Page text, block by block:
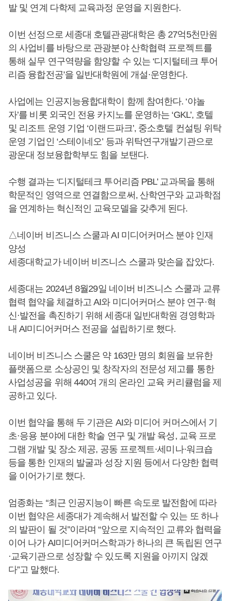
발 및 연계 다학제 교육과정 운영을 지원한다.
이번 선정으로 세종대 호텔관광대학은 총 27억5천만원
의 사업비를 바탕으로 관광분야 산학협력 프로젝트를
통해 실무 연구역량을 함양할 수 있는 ‘디지털테크 투어
리즘 융합전공’을 일반대학원에 개설·운영한다.
사업에는 인공지능융합대학이 함께 참여한다. ‘야놀
자’를 비롯 외국인 전용 카지노를 운영하는 ‘GKL’, 호텔
및 리조트 운영 기업 ‘이랜드파크’, 중소호텔 컨설팅 위탁
운영 기업인 ‘스테이네오’ 등과 위탁연구개발기관으로
광운대 정보융합학부도 힘을 보탠다.
수행 결과는 ‘디지털테크 투어리즘 PBL’ 교과목을 통해
학문적인 영역으로 연결함으로써, 산학연구와 교과학점
을 연계하는 혁신적인 교육모델을 갖추게 된다.
△네이버 비즈니스 스쿨과 AI 미디어커머스 분야 인재
양성
세종대학교가 네이버 비즈니스 스쿨과 맞손을 잡았다.
세종대는 2024년 8월29일 네이버 비즈니스 스쿨과 교류
협력 협약을 체결하고 AI와 미디어커머스 분야 연구·혁
신·발전을 촉진하기 위해 세종대 일반대학원 경영학과
내 AI미디어커머스 전공을 설립하기로 했다.
네이버 비즈니스 스쿨은 약 163만 명의 회원을 보유한
플랫폼으로 소상공인 및 창작자의 전문성 제고를 통한
사업성공을 위해 440여 개의 온라인 교육 커리큘럼을 제
공하고 있다.
이번 협약을 통해 두 기관은 AI와 미디어 커머스에서 기
초·응용 분야에 대한 학술 연구 및 개발 육성, 교육 프로
그램 개발 및 장소 제공, 공동 프로젝트·세미나·워크숍
등을 통한 인재의 발굴과 성장 지원 등에서 다양한 협력
을 이어가기로 했다.
엄종화는 “최근 인공지능이 빠른 속도로 발전함에 따라
이번 협약은 세종대가 계속해서 발전할 수 있는 또 하나
의 발판이 될 것”이라며 “앞으로 지속적인 교류와 협력을
이어 나가 AI미디어커머스학과가 하나의 큰 독립된 연구
·교육기관으로 성장할 수 있도록 지원을 아끼지 않겠
다”고 말했다.